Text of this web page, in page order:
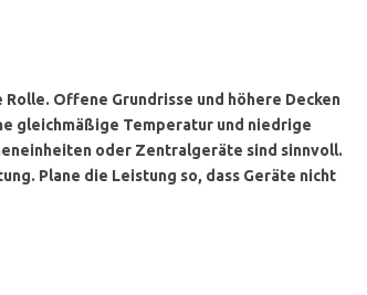
Offene Grundrisse und höhere Decken
gleichmäßige Temperatur und niedrige
oder Zentralgeräte sind sinnvoll.
Plane die Leistung so, dass Geräte nicht